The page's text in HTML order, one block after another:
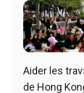
Aider les
de Hong